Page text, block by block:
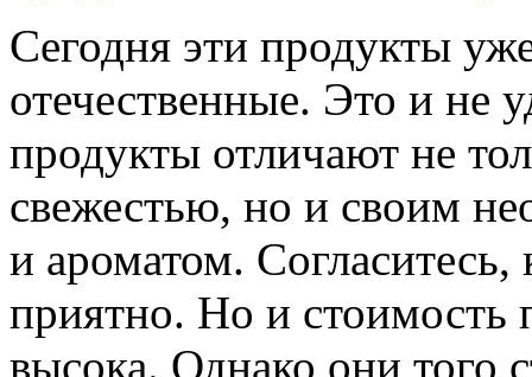
Сегодня эти продукты
отечественные. Это и не
продукты отличают не
свежестью, но и своим
и ароматом.
приятно. Но и стоимость
высока. Однако они того